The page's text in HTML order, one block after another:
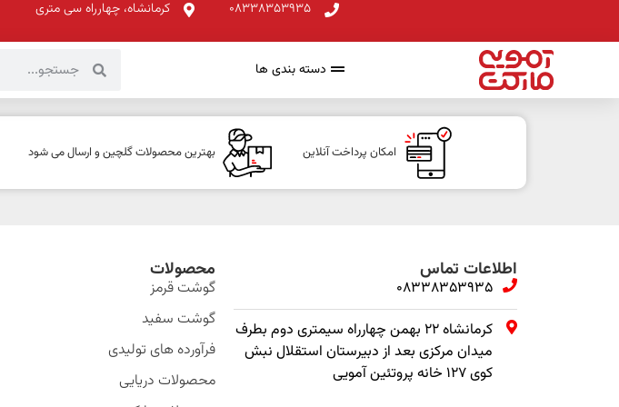
08338353935 کرمانشاه، چهارراه سی متری
دسته بندی ها
امکان پرداخت آنلاین بهترین محصولات گلچین و ارسال می شود
اطلاعات تماس
08338353935
کرمانشاه ۲۲ بهمن چهارراه سیمتری دوم بطرف
میدان مرکزی بعد از دبیرستان استقلال نبش
کوی ۱۲۷ خانه پروتئین آمویی
محصولات
گوشت قرمز
گوشت سفید
فرآورده های تولیدی
محصولات دریایی